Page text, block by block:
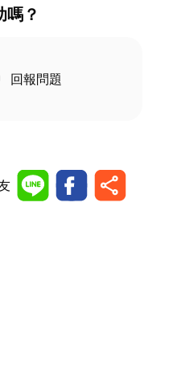
嗎？
回報問題